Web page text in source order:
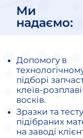
Ми
надаємо:
Допомогу в
підборі
клеїв-
восків.
Зразки та
підібраних
на заводі